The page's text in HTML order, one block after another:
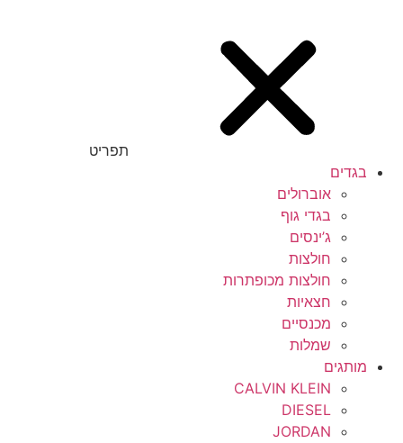
תפריט
בגדים
אוברולים
בגדי גוף
ג’ינסים
חולצות
חולצות מכופתרות
חצאיות
מכנסיים
שמלות
מותגים
CALVIN KLEIN
DIESEL
JORDAN